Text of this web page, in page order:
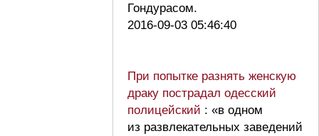
Гондурасом.
2016-09-03 05:46:40
При попытке разнять женскую
драку пострадал одесский
полицейский : «в одном
из развлекательных заведений